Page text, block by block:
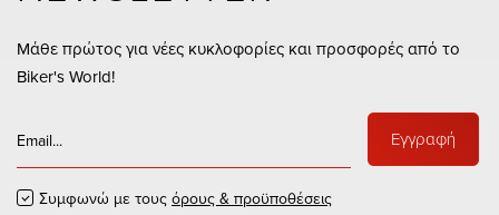
Μάθε πρώτος για νέες κυκλοφορίες και προσφορές από το
Biker's World!
Εγγραφή
Συμφωνώ με τους όρους & προϋποθέσεις